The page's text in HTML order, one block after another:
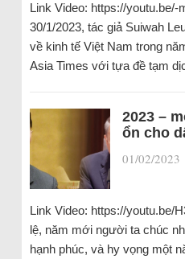
Link Video: https://youtu.be/-
30/1/2023, tác giả Suiwah
về kinh tế Việt Nam trong
Asia Times với tựa đề tạm
2023 –
ổn cho
01/02/2023
Link Video: https://youtu.be/
lệ, năm mới người ta chúc
hạnh phúc, và hy vọng một